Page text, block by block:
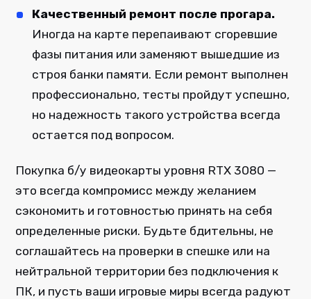
Качественный ремонт после прогара.
Иногда на карте перепаивают сгоревшие
фазы питания или заменяют вышедшие из
строя банки памяти. Если ремонт выполнен
профессионально, тесты пройдут успешно,
но надежность такого устройства всегда
остается под вопросом.
Покупка б/у видеокарты уровня RTX 3080 —
это всегда компромисс между желанием
сэкономить и готовностью принять на себя
определенные риски. Будьте бдительны, не
соглашайтесь на проверки в спешке или на
нейтральной территории без подключения к
ПК, и пусть ваши игровые миры всегда радуют